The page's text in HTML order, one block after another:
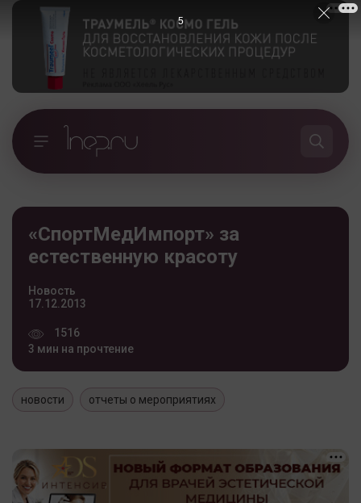
«СпортМедИмпорт» за
естественную красоту
Новость
17.12.2013
1516
3 мин на прочтение
новости отчеты о мероприятиях
5